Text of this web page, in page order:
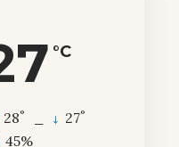
°C
28° 27°
45%